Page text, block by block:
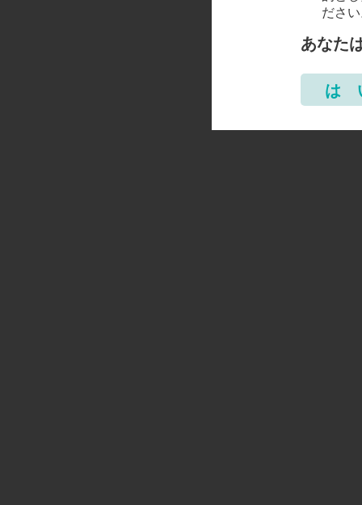
ださ
あなた
は